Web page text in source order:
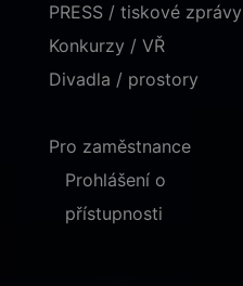
PRESS / tiskové zprávy
Konkurzy / VŘ
Divadla / prostory
Pro zaměstnance
Prohlášení o
přístupnosti